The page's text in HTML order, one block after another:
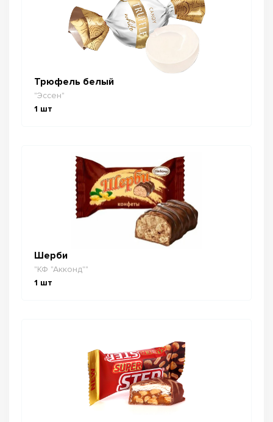
Трюфель белый
"Эссен"
1 шт
Шерби
"КФ "Акконд""
1 шт